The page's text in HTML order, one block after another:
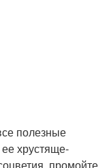
полезные
хрустяще-